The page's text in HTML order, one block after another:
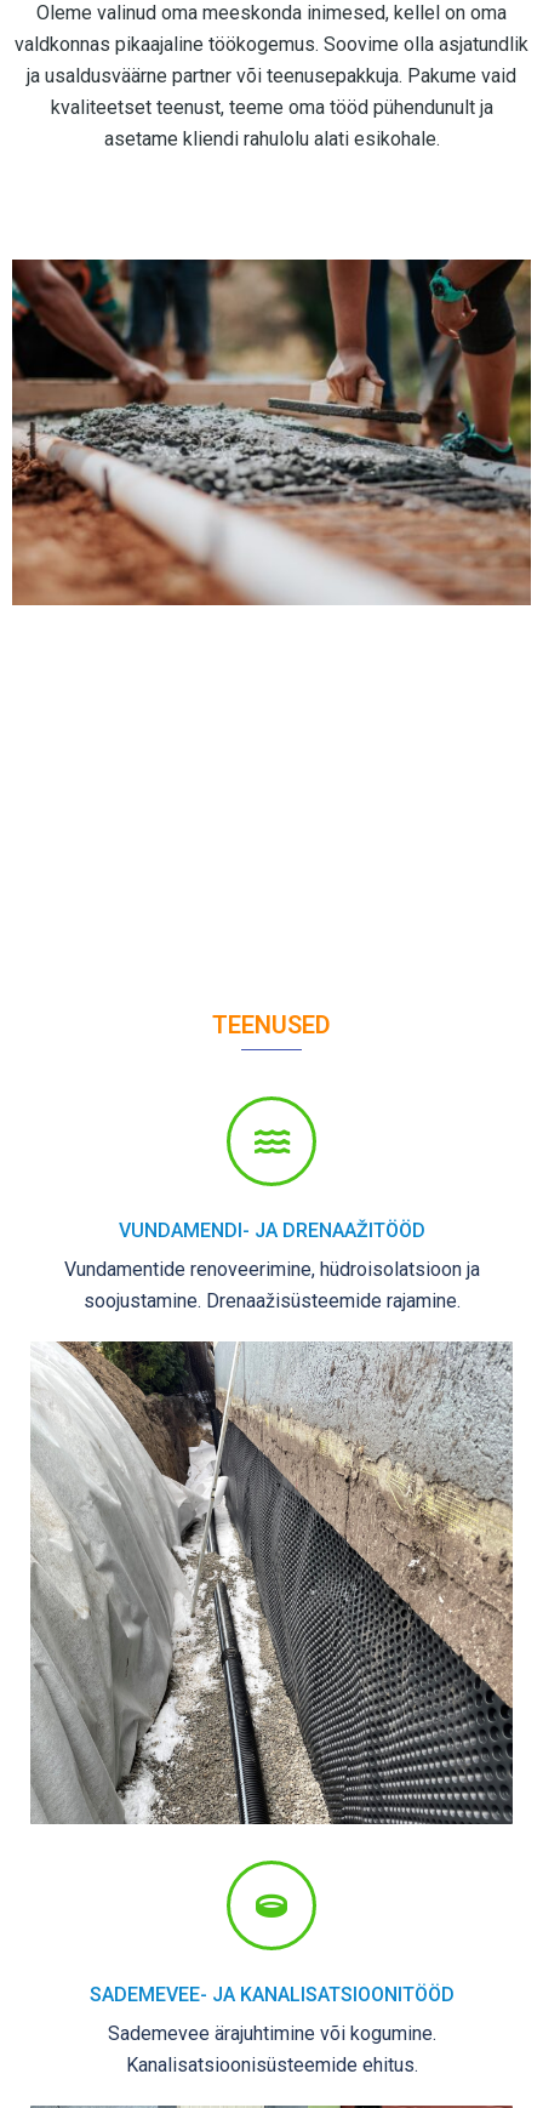
Oleme valinud oma meeskonda inimesed, kellel on oma
valdkonnas pikaajaline töökogemus. Soovime olla asjatundlik
ja usaldusväärne partner või teenusepakkuja. Pakume vaid
kvaliteetset teenust, teeme oma tööd pühendunult ja
asetame kliendi rahulolu alati esikohale.
TEENUSED
VUNDAMENDI- JA DRENAAŽITÖÖD
Vundamentide renoveerimine, hüdroisolatsioon ja
soojustamine. Drenaažisüsteemide rajamine.
SADEMEVEE- JA KANALISATSIOONITÖÖD
Sademevee ärajuhtimine või kogumine.
Kanalisatsioonisüsteemide ehitus.